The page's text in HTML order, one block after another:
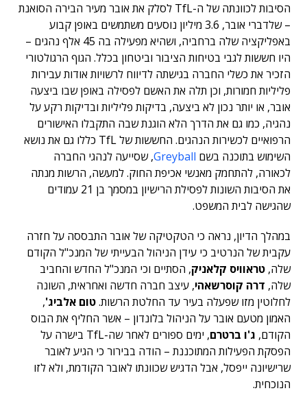
הסיבות לכוונתה של ה-TfL לסלק את אובר מעיר הבירה הסואנת
– שלדברי אובר, 3.6 מיליון נוסעים משתמשים באופן קבוע
באפליקציה שלה ברחביה, ושהיא מפעילה בה 45 אלף נהגים –
היו חששות לגבי בטיחות הציבור וביטחון בכלל. הגוף הרגולטורי
הזכיר את כשלי החברה בגישתה לדיווח לרשויות אודות עבירות
פליליות חמורות, וכן תלה את האשם לפסילה באופן שבו ביצעה
אובר, או יותר נכון לא ביצעה, בדיקות פליליות ובדיקות רקע על
נהגיה, כמו גם את הדרך הלא הוגנת שבה התקבלו האישורים
הרפואיים לכשירות הנהגים. החששות של TfL כללו גם את נושא
השימוש בתוכנה בשם Greyball, שסייעה לנהגי החברה
לכאורה, להתחמק מאנשי אכיפת החוק. למעשה, הרשות מנתה
את הסיבות השונות לפסילת הרישיון במסמך בן 21 עמודים
שהגישה לבית המשפט.
במהלך הדיון, נראה כי הטקטיקה של אובר התבססה על חזרה
עקבית של הנרטיב כי עידן הניהול הבעייתי של המנכ"ל הקודם
שלה, טראוויס קלאניק, הסתיים וכי המנכ"ל החדש והחביב
שלה, דרה קוסרשאהי, עיצב חברה חדשה ואחראית, השונה
לחלוטין מזו שפעלה בעיר עד החלטת הרשות.טום אלביג',
האמון מטעם אובר על הניהול בלונדון – אשר החליף את הבוס
הקודם, ג'ו ברטרם
, ימים ספורים לאחר שה-TfL בישרה על
הפסקת הפעילות המתוכננת – הודה בבירור כי הגיע לאובר
שרישיונה ייפסל, אבל הדגיש שכוונתו לאובר הקודמת, ולא לזו
הנוכחית.